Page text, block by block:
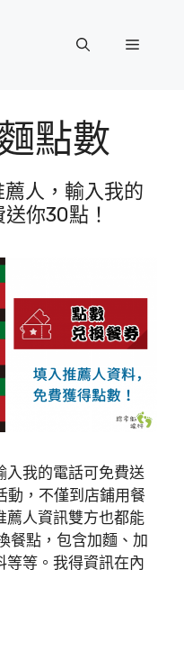
選
點數
人，輸入我的
你30點！
入我的電話可免費送
動，不僅到店鋪用餐
薦人資訊雙方也都能
餐點，包含加麵、加
等等。我得資訊在內